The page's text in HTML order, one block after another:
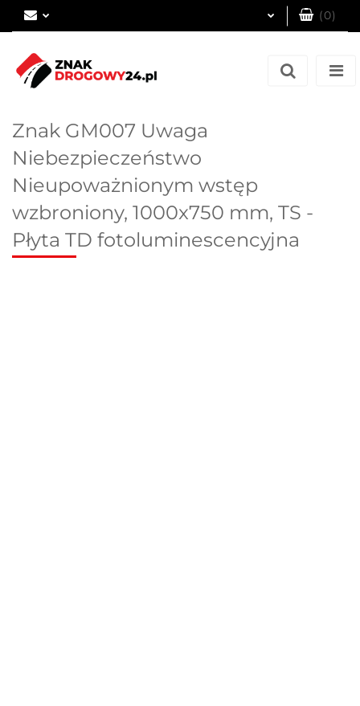
(0)
Znak GM007 Uwaga
Niebezpieczeństwo
Nieupoważnionym wstęp
wzbroniony, 1000x750 mm, TS -
Płyta TD fotoluminescencyjna